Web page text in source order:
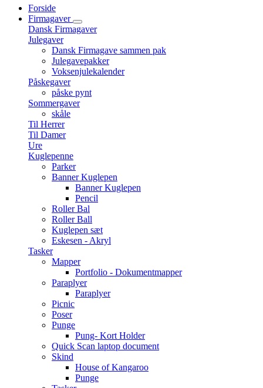
Forside
Firmagaver
Dansk Firmagaver
Julegaver
Dansk Firmagave sammen pak
Julegavepakker
Voksenjulekalender
Påskegaver
påske pynt
Sommergaver
skåle
Til Herrer
Til Damer
Ure
Kuglepenne
Parker
Banner Kuglepen
Banner Kuglepen
Pencil
Roller Bal
Roller Ball
Kuglepen sæt
Eskesen - Akryl
Tasker
Mapper
Portfolio - Dokumentmapper
Paraplyer
Paraplyer
Picnic
Poser
Punge
Pung- Kort Holder
Quick Scan laptop document
Skind
House of Kangaroo
Punge